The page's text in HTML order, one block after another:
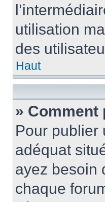
utilisation
des
Haut
» Comment
Pour publier
adéquat
ayez besoin
chaque